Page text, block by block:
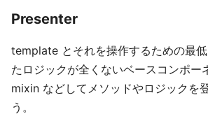
Presenter
template とそれを操作するための最
たロジックが全くないベースコンポー
mixin などしてメソッドやロジックを
う。